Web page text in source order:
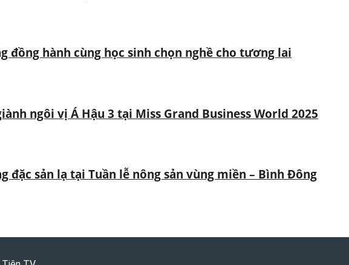
đồng hành cùng học sinh chọn nghề cho tương lai
ngôi vị Á Hậu 3 tại Miss Grand Business World 2025
đặc sản lạ tại Tuần lễ nông sản vùng miền – Bình Đông